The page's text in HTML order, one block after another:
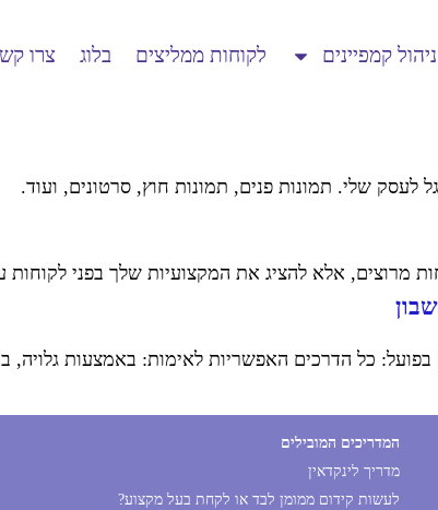
ניהול קמפיינים לקוחות ממליצים בלוג צרו
שלי. תמונות פנים, תמונות חוץ, סרטונים, ועוד.
מרוצים, אלא להציג את המקצועיות שלך בפני לקוחות
כל הדרכים האפשריות לאימות: באמצעות גלויה,
המדריכים המובילים
מדריך לינקדאין
לעשות קידום ממומן לבד או לקחת בעל מקצוע?